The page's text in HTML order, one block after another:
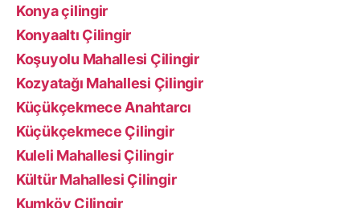
Konya çilingir
Konyaaltı Çilingir
Koşuyolu Mahallesi Çilingir
Kozyatağı Mahallesi Çilingir
Küçükçekmece Anahtarcı
Küçükçekmece Çilingir
Kuleli Mahallesi Çilingir
Kültür Mahallesi Çilingir
Kumköy Çilingir